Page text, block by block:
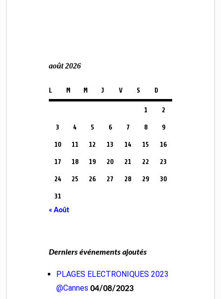
août 2026
L M M J V S D
1 2
3 4 5 6 7 8 9
10 11 12 13 14 15 16
17 18 19 20 21 22 23
24 25 26 27 28 29 30
31
« Août
Derniers événements ajoutés
PLAGES ELECTRONIQUES 2023
@Cannes 04/08/2023